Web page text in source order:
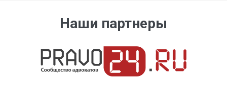
Наши партнеры